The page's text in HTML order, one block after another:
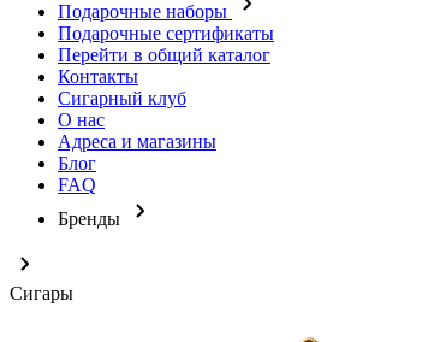
Подарочные наборы
Подарочные сертификаты
Перейти в общий каталог
Контакты
Сигарный клуб
О нас
Адреса и магазины
Блог
FAQ
Бренды
Сигары